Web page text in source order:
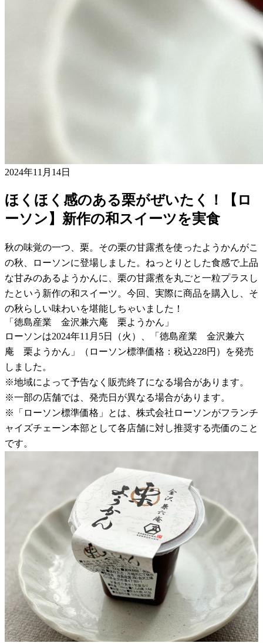
2024年11月14日
ほくほく感のある栗がぜいたく！【ロ
ーソン】新作の和スイーツを実食
秋の味覚の一つ、栗。その栗の甘露煮を使ったようかんがこ
の秋、ローソンに登場しました。ねっとりとした食感で上品
な甘みのあるようかんに、栗の甘露煮を丸ごと一粒プラスし
たという新作の和スイーツ。今回、実際に商品を購入し、そ
の秋らしい味わいを堪能しちゃいました！
「徳島産業 金沢兼六庵 栗ようかん」
ローソンは2024年11月5日（火）、「徳島産業 金沢兼六
庵 栗ようかん」（ローソン標準価格：税込228円）を発売
しました。
※地域によって予告なく販売終了になる場合があります。
※一部の店舗では、発売日が異なる場合があります。
※「ローソン標準価格」とは、株式会社ローソンがフランチ
ャイズチェーン本部として各店舗に対し推奨する売価のこと
です。